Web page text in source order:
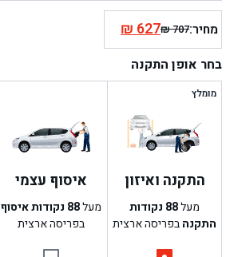
מחיר: ₪707
המחיר
המקורי
היה:
₪627המחיר
הנוכחי
הוא:
בחר אופן התקנה
מומלץ
התקנה ואיזון
מעל88 נקודות
התקנהבפריסה ארצית
איסוף עצמי
מעל88 נקודות איסוף
בפריסה ארצית